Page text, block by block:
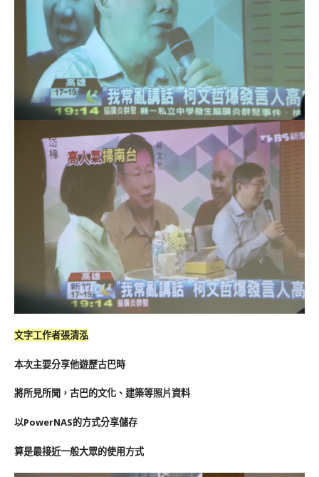
文字工作者張清泓
本次主要分享他遊歷古巴時
將所見所聞，古巴的文化、建築等照片資料
以PowerNAS的方式分享儲存
算是最接近一般大眾的使用方式